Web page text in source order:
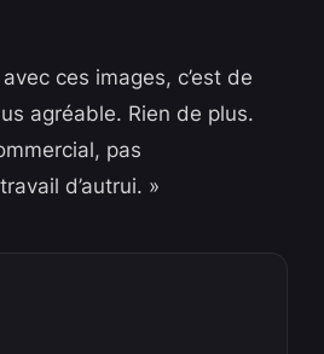
ces images, c’est de
agréable. Rien de plus.
pas
d’autrui. »